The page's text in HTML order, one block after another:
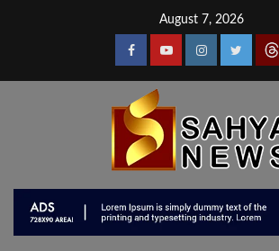
August 7, 2026